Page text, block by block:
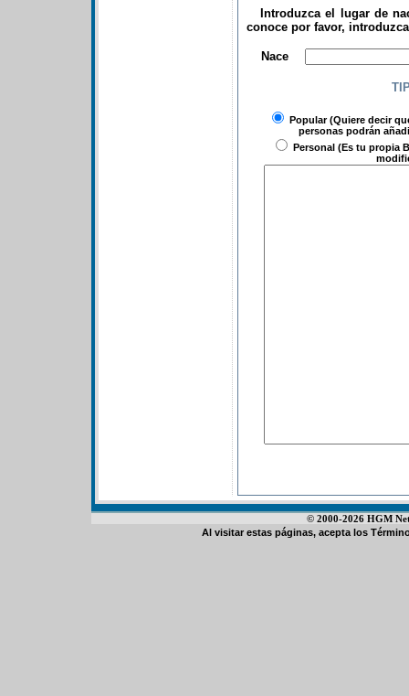
Introduzca el lugar de
conoce por favor,
Nace
Popular(Quiere decir
personas podrán
Personal (Es tu propia
© 2000-2026 HGM
Al visitar estas páginas, acepta los